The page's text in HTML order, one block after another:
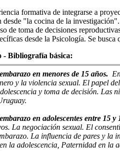
formativa de integrarse a
desde "la cocina de la
de toma de decisiones
desde la Psicología. Se
- Bibliografía básica:
en menores de 15 años.
y la violencia sexual. El papel
y toma de decisión. Las
en adolescentes entre 15 y
La negociación sexual. El
La influencia de pares y
la adolescencia, Paternidad en la